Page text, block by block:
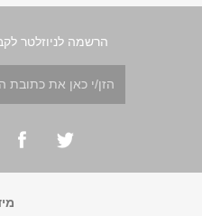
הרשמה לניוזלטר